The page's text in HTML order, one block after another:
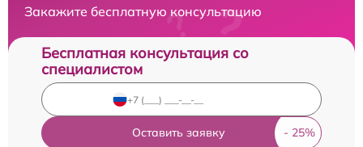
Закажите бесплатную консультацию
Бесплатная консультация со
специалистом
Оставить заявку